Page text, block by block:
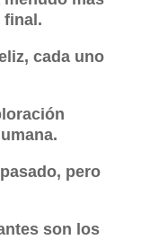
final.
cada uno
pero
son los